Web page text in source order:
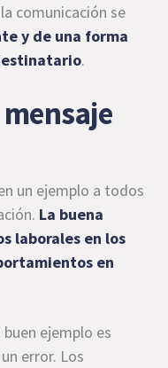
comunicación se
y de una forma
.
un ejemplo a todos
La buena
laborales en los
en
ejemplo es
error. Los